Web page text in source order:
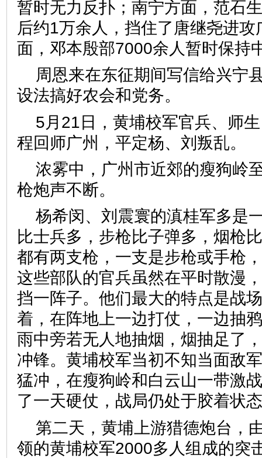
暂时无力反扑；南宁方面，范石
后约1万余人，挡住了唐继尧进
面，邓本殷部7000余人暂时保持
周恩来在东征期间写信给兴宁
设法搞好农会和党务。
5月21日，黄埔校军官兵、师
程回师广州，平定杨、刘叛乱。
浓雾中，广州市近郊的瘦狗岭
枪炮声不断。
杨希闵、刘震寰的滇桂军多是
比士兵多，步枪比子弹多，烟枪
都有两支枪，一支是步枪或手枪
这些部队的官兵虽然在平时散漫
挡一阵子。他们最大的特点是战
着，在阵地上一边打仗，一边抽
雨中旁若无人地抽烟，烟抽足了
冲锋。黄埔校军当初不知当面敌
猛冲，在瘦狗岭和白云山一带激
了一天硬仗，战局仍处于胶着状
第二天，黄埔上游猎德炮台，
领的黄埔校军2000多人组成的突